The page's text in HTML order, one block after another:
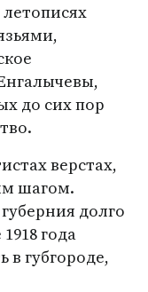
до сих пор
верстах,
шагом.
долго
года
в губгороде,